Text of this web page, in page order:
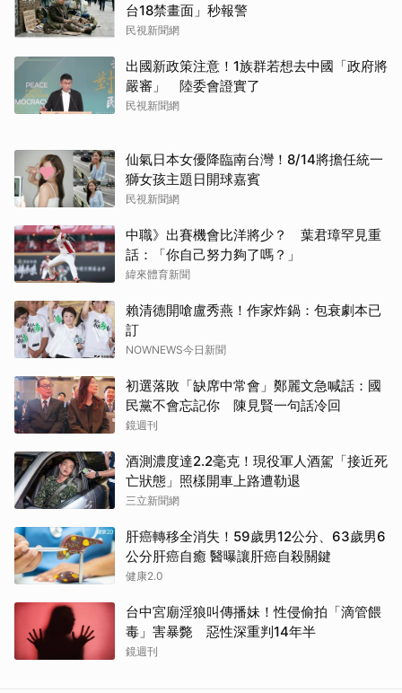
台18禁畫面」秒報警
民視新聞網
出國新政策注意！1族群若想去中國「政府將
嚴審」 陸委會證實了
民視新聞網
仙氣日本女優降臨南台灣！8/14將擔任統一
獅女孩主題日開球嘉賓
民視新聞網
中職》出賽機會比洋將少？ 葉君璋罕見重
話：「你自己努力夠了嗎？」
緯來體育新聞
賴清德開嗆盧秀燕！作家炸鍋：包衰劇本已
訂
NOWNEWS今日新聞
初選落敗「缺席中常會」鄭麗文急喊話：國
民黨不會忘記你 陳見賢一句話冷回
鏡週刊
酒測濃度達2.2毫克！現役軍人酒駕「接近死
亡狀態」照樣開車上路遭勒退
三立新聞網
肝癌轉移全消失！59歲男12公分、63歲男6
公分肝癌自癒 醫曝讓肝癌自殺關鍵
健康2.0
台中宮廟淫狼叫傳播妹！性侵偷拍「滴管餵
毒」害暴斃 惡性深重判14年半
鏡週刊